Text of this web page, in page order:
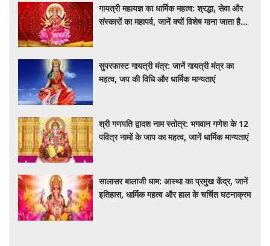
गायत्री महायज्ञ का धार्मिक महत्व: श्रद्धा, सेवा और
संस्कारों का महापर्व, जानें क्यों विशेष माना जाता है
सुपरफास्ट गायत्री मंत्र: जानें गायत्री मंत्र का
महत्व, जप की विधि और धार्मिक मान्यताएं
श्री गणपति द्वादश नाम स्तोत्र: भगवान गणेश के 12
पवित्र नामों के जाप का महत्व, जानें धार्मिक मान्यताएं
सालासर बालाजी धाम: आस्था का प्रमुख केंद्र, जानें
इतिहास, धार्मिक महत्व और हाल के चर्चित घटनाक्रम